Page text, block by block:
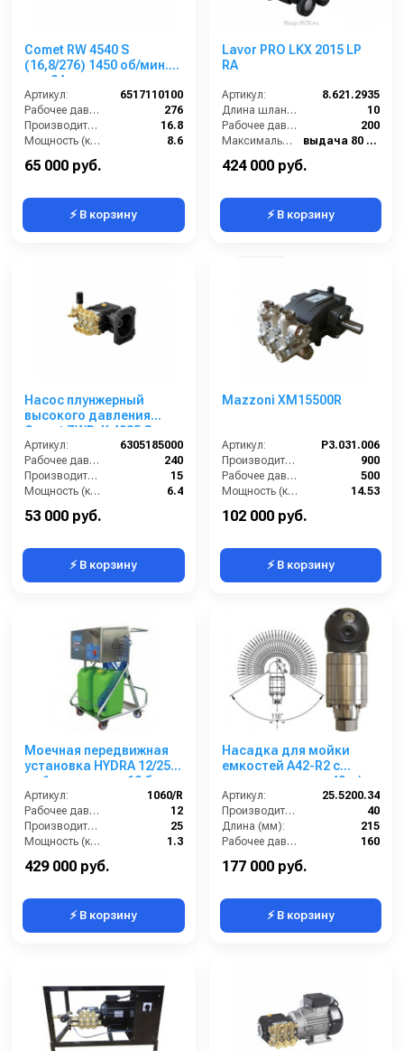
Comet RW 4540 S
(16,8/276) 1450 об/мин.
вал 24мм
Артикул:
6517110100
Рабочее давление (бар):
276
Производительность (л/мин):
16.8
Мощность (кВт):
8.6
Обороты двигателя (об/мин):
65 000 руб.
⚡ В корзину
Lavor PRO LKX 2015 LP
RA
Артикул:
8.621.2935
Длина шланга ВД (м):
10
Рабочее давление (бар):
200
Максимальная температура воды (°C):
выдача 80 / паровая ступень 140
424 000 руб.
⚡ В корзину
Насос плунжерный
высокого давления
Comet ZWD-K 4035 G
(15/240) 3400 об/мин.Ø
1”п.в.
Артикул:
6305185000
Рабочее давление (бар):
240
Производительность (л/мин):
15
Мощность (кВт):
6.4
Обороты двигателя (об/мин):
53 000 руб.
⚡ В корзину
Mazzoni XM15500R
Артикул:
P3.031.006
Производительность (л/ч):
900
Рабочее давление (бар):
500
Мощность (кВт):
14.53
102 000 руб.
⚡ В корзину
Моечная передвижная
установка HYDRA 12/25,
на 1 оператора, 12 бар,
25 л/мин.
Артикул:
1060/R
Рабочее давление (бар):
12
Производительность (л/мин):
25
Мощность (кВт):
1.3
429 000 руб.
⚡ В корзину
Насадка для мойки
емкостей А42-R2 с
гидроприводом; 40 л/
мин; 160 бар; 90 град.
(нерж).вход 1/2г.
Артикул:
25.5200.34
Производительность (л/мин):
40
Длина (мм):
215
Рабочее давление (бар):
160
177 000 руб.
⚡ В корзину